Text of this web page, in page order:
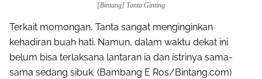
[Bintang] Tanta Ginting
Terkait momongan, Tanta sangat menginginkan
kehadiran buah hati. Namun, dalam waktu dekat ini
belum bisa terlaksana lantaran ia dan istrinya sama-
sama sedang sibuk. (Bambang E Ros/Bintang.com)